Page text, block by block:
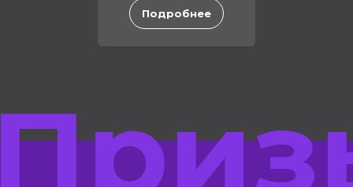
Подробнее